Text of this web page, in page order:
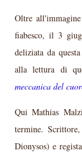
Oltre
fiabesco, il 3
deliziata da
alla lettura di
meccanica del
Qui Mathias
termine.
Dionysos) e